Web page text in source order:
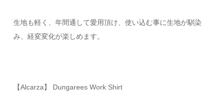
生地も軽く、年間通して愛用頂け、使い込む事に生地が馴染
み、経変変化が楽しめます。
【Alcarza】 Dungarees Work Shirt